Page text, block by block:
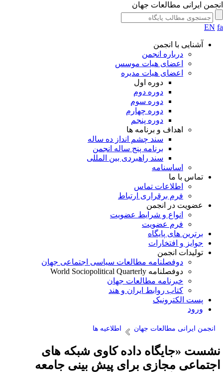
ایرانی مطالعات جهان
EN
آشنایی با انجمن
درباره انجمن
اعضای هیات موسس
اعضای هیات مدیره
دوره اول
دوره دوم
دوره سوم
دوره چهارم
دوره پنجم
اهداف و برنامه ها
سند چشم انداز ده ساله
برنامه پنج ساله انجمن
سند راهبردی بین المللی
اساسنامه
تماس با ما
اطلاعات تماس
فرم برقراری ارتباط
عضویت در انجمن
انواع و شرایط عضویت
فرم عضویت
برترین های پایگاه
جوایز و افتخارات
تولیدات انجمن
دوفصلنامه مطالعات سیاسی اجتماعی جهان
دوفصلنامه World Sociopolitical Quarterly
خبرنامه مطالعات جهان
کتاب روابط ایران و هند
پست الکترونیک
ورود
انجمن ایرانی مطالعات جهان اطلاعیه ها
«جایگاه داده کاوی شبکه های
مجازی برای پیش بینی جامعه